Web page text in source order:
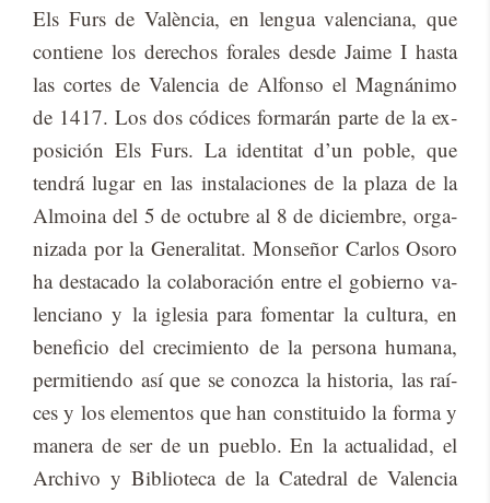
Els Furs de Va­lèn­cia, en len­gua va­len­cia­na, que
con­tie­ne los de­re­chos fo­ra­les des­de Jai­me I has­ta
las cor­tes de Va­len­cia de Al­fon­so el Mag­ná­ni­mo
de 1417. Los dos có­di­ces for­ma­rán par­te de la ex­
po­si­ción Els Furs. La iden­ti­tat d’un po­ble, que
ten­drá lu­gar en las ins­ta­la­cio­nes de la pla­za de la
Al­moi­na del 5 de oc­tu­bre al 8 de di­ciem­bre, or­ga­
ni­za­da por la Ge­ne­ra­li­tat. Mon­se­ñor Car­los Oso­ro
ha des­ta­ca­do la co­la­bo­ra­ción en­tre el go­bierno va­
len­ciano y la igle­sia para fo­men­tar la cul­tu­ra, en
be­ne­fi­cio del cre­ci­mien­to de la per­so­na hu­ma­na,
per­mi­tien­do así que se co­noz­ca la his­to­ria, las raí­
ces y los ele­men­tos que han cons­ti­tui­do la for­ma y
ma­ne­ra de ser de un pue­blo. En la ac­tua­li­dad, el
Ar­chi­vo y Bi­blio­te­ca de la Ca­te­dral de Va­len­cia